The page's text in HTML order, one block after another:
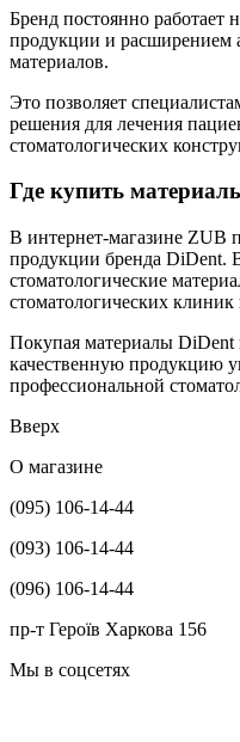
Бренд постоянно работает
продукции и расширением
материалов.
Это позволяет
решения для лечения
стоматологических
Где купить
В интернет-магазине ZUB
продукции бренда DiDent.
стоматологические
стоматологических
Покупая материалы DiDent
качественную продукцию
профессиональной
Вверх
О магазине
(095) 106-14-44
(093) 106-14-44
(096) 106-14-44
пр-т Героїв Харкова 156
Мы в соцсетях